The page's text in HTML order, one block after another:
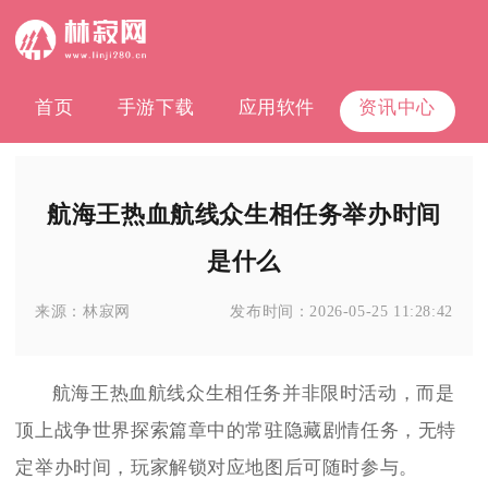
首页 手游下载 应用软件 资讯中心
航海王热血航线众生相任务举办时间
是什么
来源：林寂网 发布时间： 2026-05-25 11:28:42
航海王热血航线众生相任务并非限时活动，而是
顶上战争世界探索篇章中的常驻隐藏剧情任务，无特
定举办时间，玩家解锁对应地图后可随时参与。